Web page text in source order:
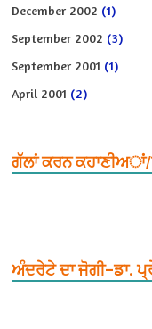
December 2002 (1)
September 2002 (3)
September 2001 (1)
April 2001 (2)
ਗੱਲਾਂ ਕਰਨ
ਅੰਦਰੇਟੇ ਦਾ ਜੋਗੀ–ਡਾ.